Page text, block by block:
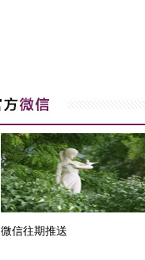
微信往期推送